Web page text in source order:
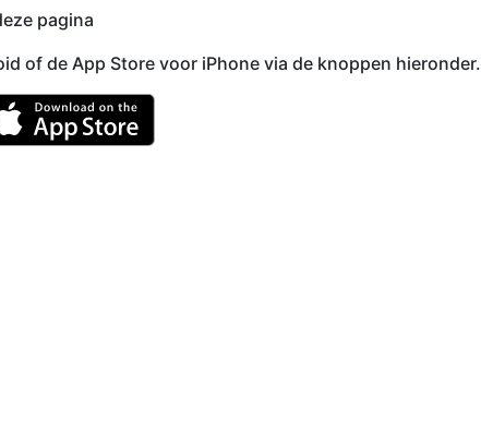
of de App Store voor iPhone via de knoppen hieronder.